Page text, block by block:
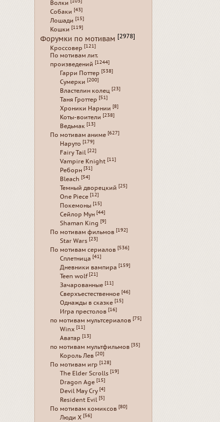
Волки
Собаки [43]
Лошади [15]
Кошки [119]
Форумки по мотивам [2978]
Кроссовер [121]
По мотивам лит.
произведений [1244]
Гарри Поттер [538]
Сумерки [200]
Властелин колец [23]
Таня Гроттер [51]
Хроники Нарнии [8]
Коты-воители [238]
Ведьмак [13]
По мотивам аниме [627]
Наруто [179]
Fairy Tail [22]
Vampire Knight [11]
Реборн [31]
Bleach [54]
Темный дворецкий [25]
One Piece [12]
Покемоны [15]
Сейлор Мун [44]
Shaman King [9]
По мотивам фильмов [192]
Star Wars [23]
По мотивам сериалов [536]
Сплетница [41]
Дневники вампира [159]
Teen wolf [21]
Зачарованные [11]
Сверхъестественное [46]
Однажды в сказке [15]
Игра престолов [16]
по мотивам мультсериалов [75]
Winx [11]
Аватар [13]
по мотивам мультфильмов [35]
Король Лев [20]
По мотивам игр [128]
The Elder Scrolls [19]
Dragon Age [15]
Devil May Cry [4]
Resident Evil [5]
По мотивам комиксов [80]
Люди Х [56]